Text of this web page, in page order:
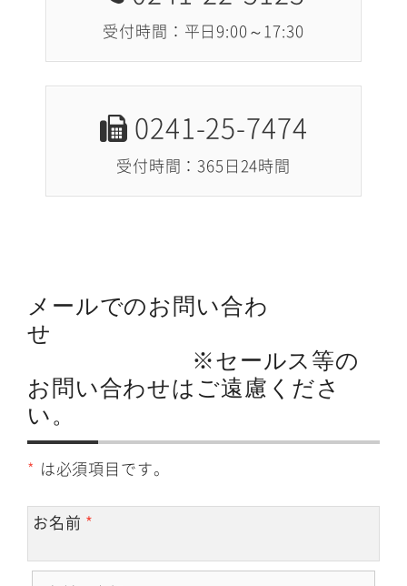
受付時間：平日9:00～17:30
0241-25-7474
受付時間：365日24時間
メールでのお問い合わ
せ
※セールス等の
お問い合わせはご遠慮くださ
い。
* は必須項目です。
お名前 *